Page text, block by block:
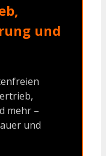
und
mehr –
und